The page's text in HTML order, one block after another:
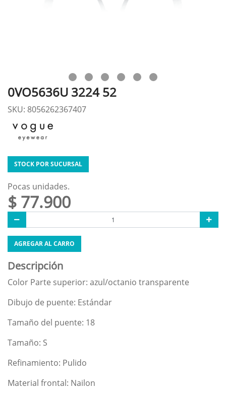
0VO5636U 3224 52
SKU: 8056262367407
STOCK POR SUCURSAL
Pocas unidades.
$ 77.900
AGREGAR AL CARRO
Descripción
Color Parte superior: azul/octanio transparente
Dibujo de puente: Estándar
Tamaño del puente: 18
Tamaño: S
Refinamiento: Pulido
Material frontal: Nailon